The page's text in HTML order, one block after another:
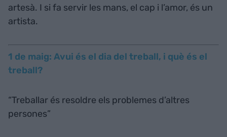
artesà. I si fa servir les mans, el cap i l’amor, és un
artista.
1 de maig: Avui és el dia del treball, i què és el
treball?
“Treballar és resoldre els problemes d’altres
persones”